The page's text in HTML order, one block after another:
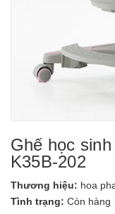
Ghế học
K35B-202
Thương hiệu: hoa
Tình trạng: Còn hàng